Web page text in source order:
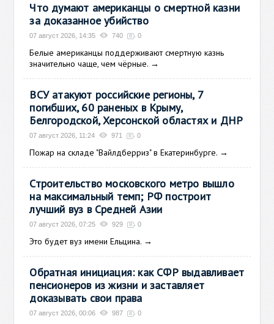
Что думают американцы о смертной казни
за доказанное убийство
07 август 2026, 14:35 740 0
Белые американцы поддерживают смертную казнь
значительно чаще, чем чёрные. →
ВСУ атакуют российские регионы, 7
погибших, 60 раненых в Крыму,
Белгородской, Херсонской областях и ДНР
07 август 2026, 11:24 971 0
Пожар на складе "Вайлдберриз" в Екатеринбурге. →
Строительство московского метро вышло
на максимальный темп; РФ построит
лучший вуз в Средней Азии
07 август 2026, 07:25 929 0
Это будет вуз имени Ельцина. →
Обратная инициация: как СФР выдавливает
пенсионеров из жизни и заставляет
доказывать свои права
07 август 2026, 00:06 987 0